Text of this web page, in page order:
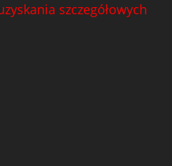
szczegółowych